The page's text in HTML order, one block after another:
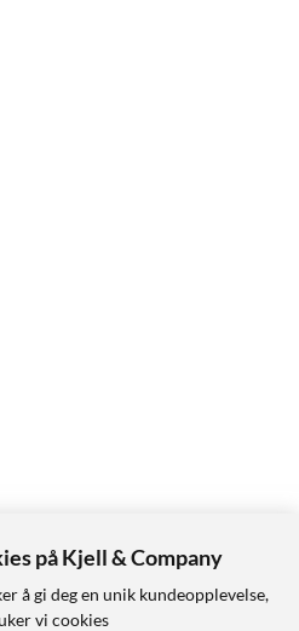
på Kjell & Company
å gi deg en unik kundeopplevelse,
vi cookies